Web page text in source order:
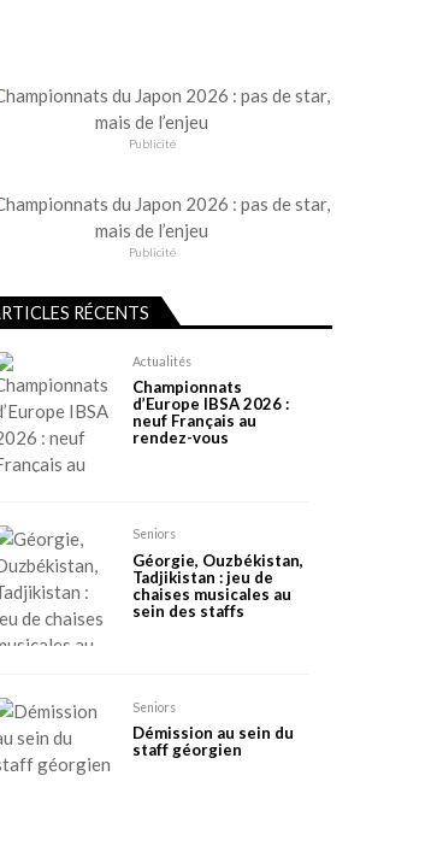
Publicité
Publicité
RÉCENTS
Actualités
Championnats
d’Europe IBSA 2026 :
neuf Français au
rendez-vous
Seniors
Géorgie, Ouzbékistan,
Tadjikistan : jeu de
chaises musicales au
sein des staffs
Seniors
Démission au sein du
staff géorgien